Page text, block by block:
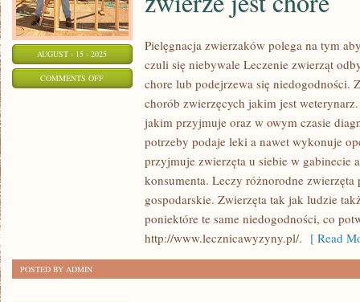
AUGUST - 15 - 2025
COMMENTS OFFON
WŁAŚCIWIE
ZWIERZE
JEST
Pielęgnacja zwierzaków polega na tym
czuli się niebywale Leczenie zwierząt
chore lub podejrzewa się niedogodności.
chorób zwierzęcych jakim jest
jakim przyjmuje oraz w owym czasie
potrzeby podaje leki a nawet wykonuje
przyjmuje zwierzęta u siebie w gabinecie
konsumenta. Leczy różnorodne
gospodarskie. Zwierzęta tak jak ludzie
poniektóre te same niedogodności, co
http://www.lecznicawyzyny.pl/. [ Read
POSTED BY ADMIN